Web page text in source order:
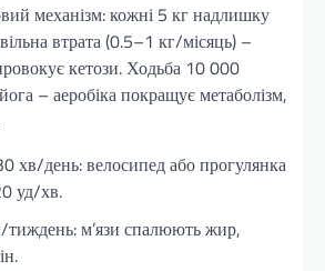
механізм: кожні 5 кг надлишку
втрата (0.5–1 кг/місяць) –
кетози. Ходьба 10 000
– аеробіка покращує метаболізм,
хв/день: велосипед або прогулянка
уд/хв.
тиждень: м’язи спалюють жир,